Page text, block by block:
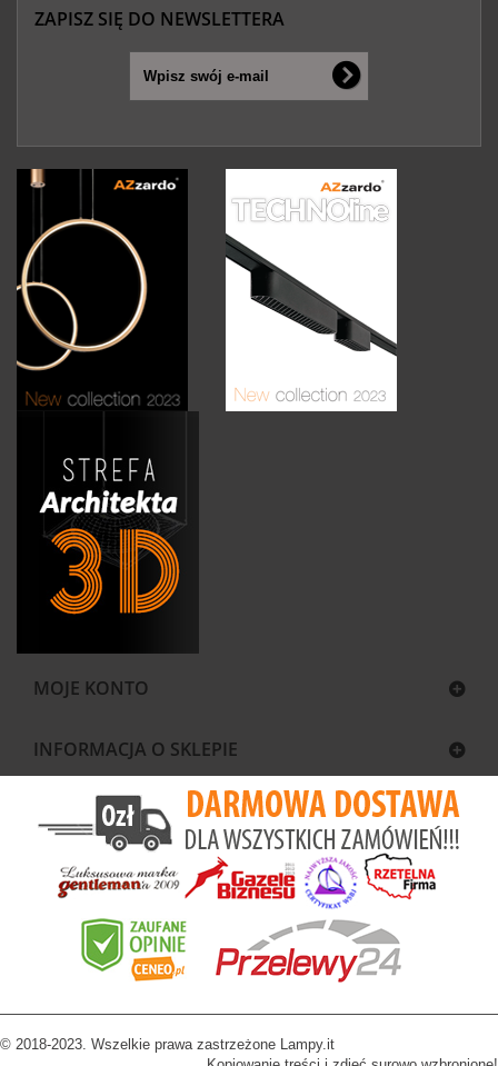
ZAPISZ SIĘ DO NEWSLETTERA
MOJE KONTO
INFORMACJA O SKLEPIE
© 2018-2023. Wszelkie prawa zastrzeżone Lampy.it